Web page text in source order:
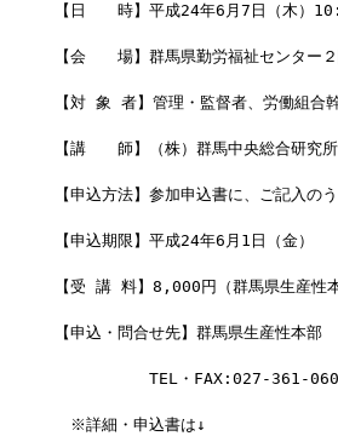
【日　　時】平成24年6月7日（木）
【会　　場】群馬県勤労福祉センタ
【対 象 者】管理・監督者、労働組合
【講　　師】（株）群馬中央総合研究
【申込方法】参加申込書に、ご記入の
【申込期限】平成24年6月1日（金）
【受 講 料】8,000円（群馬県生産性
【申込・問合せ先】群馬県生産性本部
TEL・FAX:027-361-
※詳細・申込書は↓